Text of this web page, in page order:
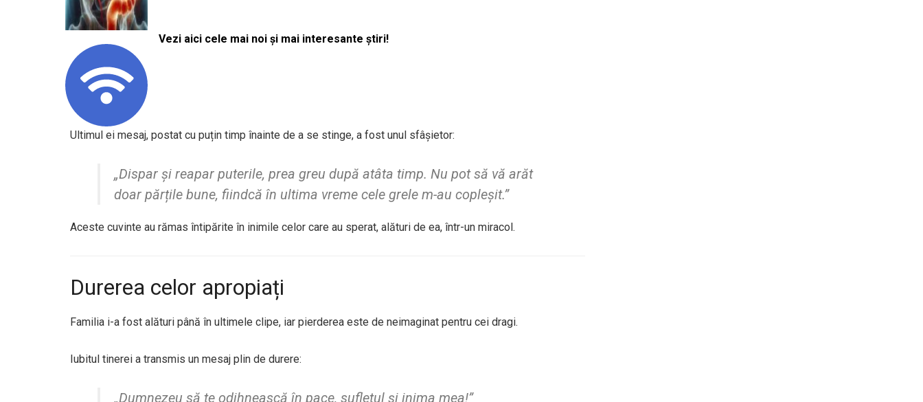
Vezi aici cele mai noi și mai interesante știri!
Ultimul ei mesaj, postat cu puțin timp înainte de a se stinge, a fost unul sfâșietor:
„Dispar și reapar puterile, prea greu după atâta timp. Nu pot să vă arăt
doar părțile bune, fiindcă în ultima vreme cele grele m-au copleșit.”
Aceste cuvinte au rămas întipărite în inimile celor care au sperat, alături de ea, într-un miracol.
Durerea celor apropiați
Familia i-a fost alături până în ultimele clipe, iar pierderea este de neimaginat pentru cei dragi.
Iubitul tinerei a transmis un mesaj plin de durere:
„Dumnezeu să te odihnească în pace, sufletul și inima mea!”